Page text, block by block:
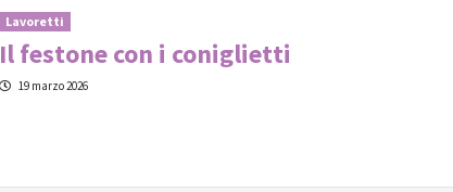
Lavoretti
Il festone con i coniglietti
19 marzo 2026